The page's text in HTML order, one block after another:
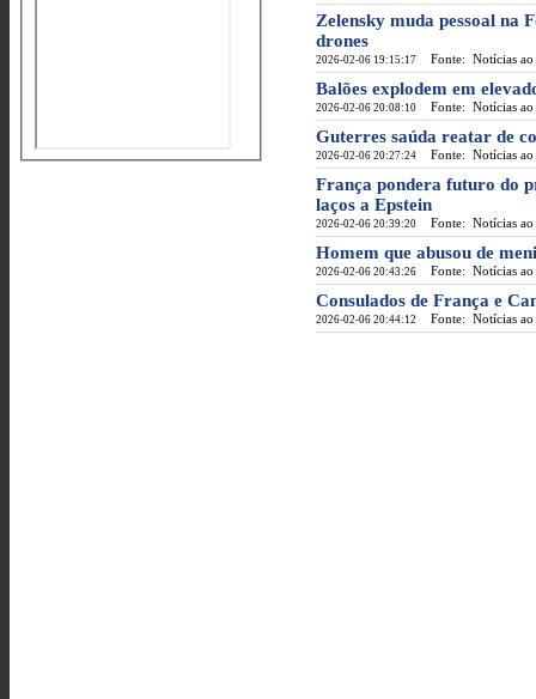
Zelensky muda pessoal na
drones
2026-02-06 19:15:17 Fonte: Notícias
Balões explodem em
2026-02-06 20:08:10 Fonte: Notícias
Guterres saúda reatar de
2026-02-06 20:27:24 Fonte: Notícias
França pondera futuro do
laços a Epstein
2026-02-06 20:39:20 Fonte: Notícias
Homem que abusou de
2026-02-06 20:43:26 Fonte: Notícias
Consulados de França e
2026-02-06 20:44:12 Fonte: Notícias